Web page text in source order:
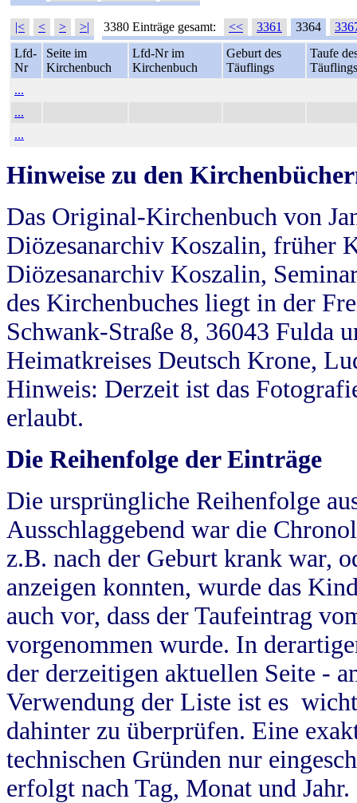
|< < > >| 3380 Einträge gesamt: << 3361 3364
Lfd-
Nr
Seite im
Kirchenbuch
Lfd-Nr im
Kirchenbuch
Geburt des
Täuflings
Taufe
Täuflings
...
...
...
Hinweise zu den
Das Original-Kirchenbuch von
Diözesanarchiv Koszalin, früher
Diözesanarchiv Koszalin,
des Kirchenbuches liegt in der
Schwank-Straße 8, 36043 Fulda
Heimatkreises Deutsch Krone,
Hinweis: Derzeit ist das
erlaubt.
Die Reihenfolge der Einträge
Die ursprüngliche Reihenfolge
Ausschlaggebend war die
z.B. nach der Geburt krank war,
anzeigen konnten, wurde das
auch vor, dass der Taufeintrag
vorgenommen wurde. In
der derzeitigen aktuellen Seite -
Verwendung der Liste ist es
dahinter zu überprüfen. Eine
technischen Gründen nur
erfolgt nach Tag, Monat und Jahr.